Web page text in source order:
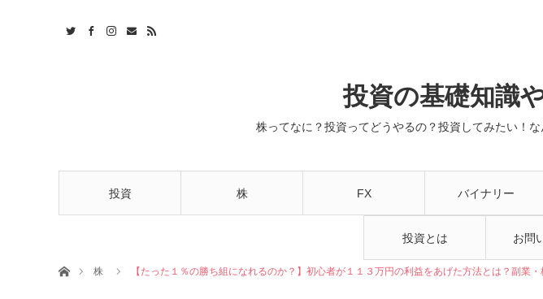
投資の基礎知識
株ってなに？投資ってどうやるの？投資してみたい！
投資 株 FX バイナリー
投資とは お問
ホーム株 【たった１％の勝ち組になれるのか？】初心者が１１３万円の利益をあげた方法とは？副業